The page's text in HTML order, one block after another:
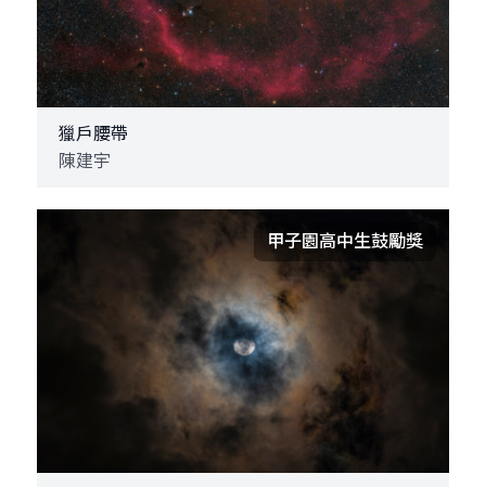
獵戶腰帶
陳建宇
甲子園高中生鼓勵獎